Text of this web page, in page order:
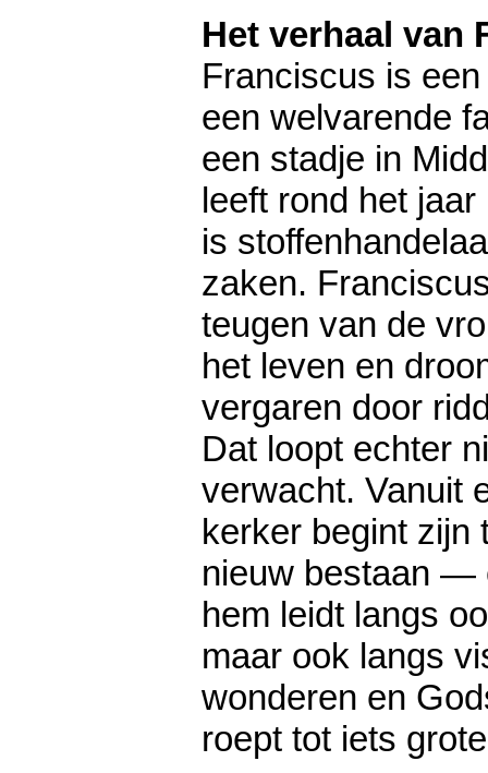
Het verhaal van
Franciscus is
een welvarende
een stadje in
leeft rond het
is
zaken.
teugen van de
het leven en
vergaren door
Dat loopt echter
verwacht. Vanuit
kerker begint zijn
nieuw bestaan —
hem leidt langs
maar ook langs
wonderen en
roept tot iets